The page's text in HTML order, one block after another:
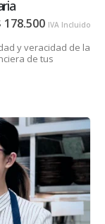
y veracidad de la
de tus
178.500 IVA Incluido